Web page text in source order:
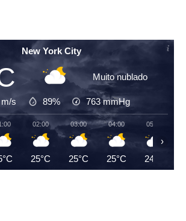
New York City
Muito nublado
s 89% 763mmHg
02:00
25°C
03:00
25°C
04:00
25°C
05:00
24°C
›